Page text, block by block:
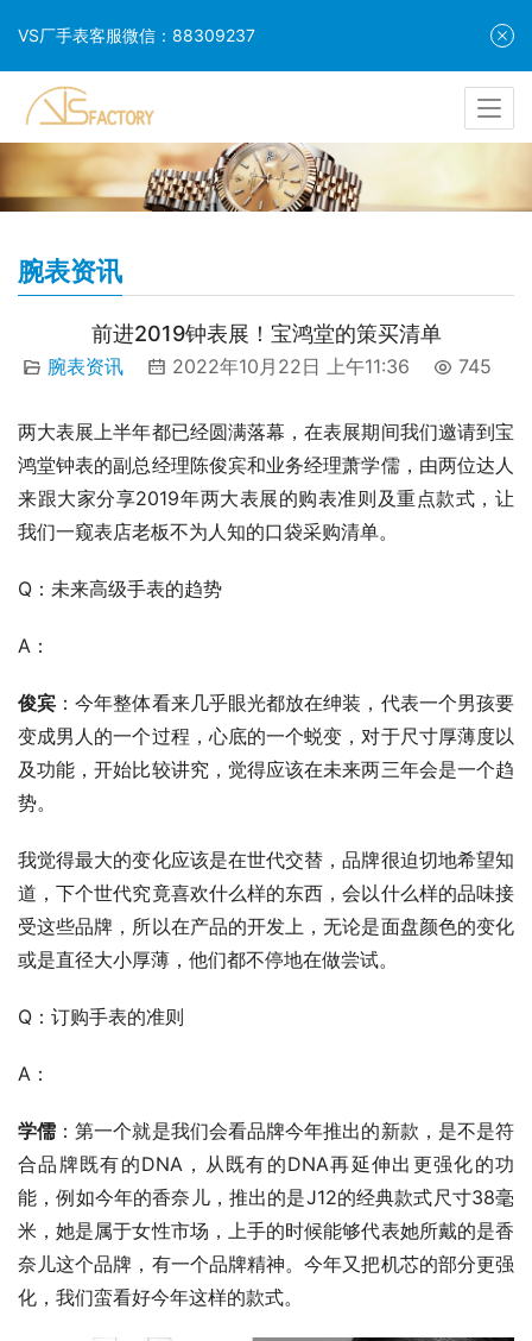
腕表资讯
前进2019钟表展！宝鸿堂的策买清单
腕表资讯 2022年10月22日 上午11:36 745
两大表展上半年都已经圆满落幕，在表展期间我们邀请到宝
鸿堂钟表的副总经理陈俊宾和业务经理萧学儒，由两位达人
来跟大家分享2019年两大表展的购表准则及重点款式，让
我们一窥表店老板不为人知的口袋采购清单。
Q：未来高级手表的趋势
A：
俊宾 ：今年整体看来几乎眼光都放在绅装，代表一个男孩要
变成男人的一个过程，心底的一个蜕变，对于尺寸厚薄度以
及功能，开始比较讲究，觉得应该在未来两三年会是一个趋
势。
我觉得最大的变化应该是在世代交替，品牌很迫切地希望知
道，下个世代究竟喜欢什么样的东西，会以什么样的品味接
受这些品牌，所以在产品的开发上，无论是面盘颜色的变化
或是直径大小厚薄，他们都不停地在做尝试。
Q：订购手表的准则
A：
学儒 ：第一个就是我们会看品牌今年推出的新款，是不是符
合品牌既有的DNA，从既有的DNA再延伸出更强化的功
能，例如今年的香奈儿，推出的是J12的经典款式尺寸38毫
米，她是属于女性市场，上手的时候能够代表她所戴的是香
奈儿这个品牌，有一个品牌精神。今年又把机芯的部分更强
化，我们蛮看好今年这样的款式。
VS厂手表客服微信：88309237